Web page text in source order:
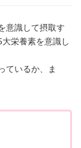
意識して摂取す
栄養素を意識し
ているか、ま